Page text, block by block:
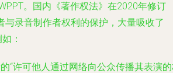
。国内《著作权法》在2020年修订
与录音制作者权利的保护，大量吸收了
：
“许可他人通过网络向公众传播其表演